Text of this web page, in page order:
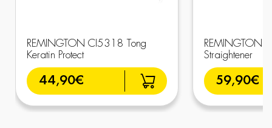
REMINGTON CI5318 Tong
Keratin Protect
44,90€
REMINGTON
Straightener
59,90€